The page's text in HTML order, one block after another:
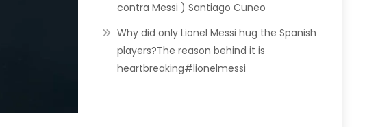
contra Messi ) Santiago Cuneo
Why did only Lionel Messi hug the Spanish
players?The reason behind it is
heartbreaking#lionelmessi